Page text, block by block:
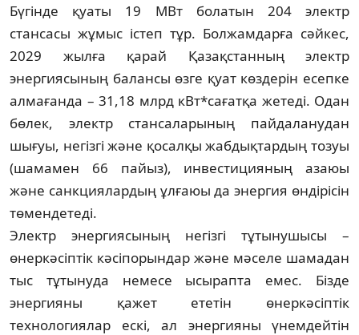
Бүгінде қуаты 19 МВт болатын 204 электр
стансасы жұмыс істеп тұр. Болжамдарға сәйкес,
2029 жылға қарай Қазақстанның электр
энергиясының балансы өзге қуат көздерін есепке
алма­ғанда – 31,18 млрд кВт*сағатқа жетеді. Одан
бөлек, электр стансаларының пай­да­ланудан
шығуы, негізгі және қосалқы жаб­дық­тардың тозуы
(шамамен 66 пайыз), инвестицияның азаюы
және санкция­лардың ұлғаюы да энергия өндірісін
төмен­детеді.
Электр энергиясының негізгі тұтыну­шысы –
өнеркәсіптік кәсіпорындар және мәселе шамадан
тыс тұтынуда немесе ысы­р­ап­та емес. Бізде
энергияны қажет ететін өнеркәсіптік
технологиялар ескі, ал энер­гия­ны үнемдейтін